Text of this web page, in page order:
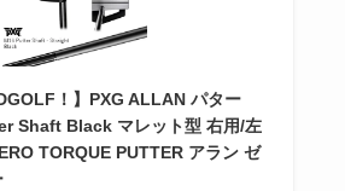
！】PXG ALLAN パター
Shaft Black マレット型 右用/左
TORQUE PUTTER アラン ゼ